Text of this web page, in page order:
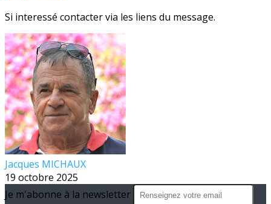
Si interessé contacter via les liens du message.
Jacques MICHAUX
19 octobre 2025
Je m'abonne à la newsletter